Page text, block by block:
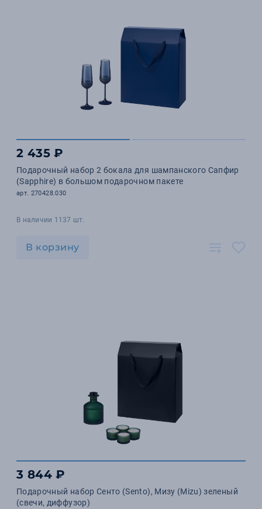
2 435 ₽
Подарочный набор 2 бокала для шампанского Сапфир
(Sapphire) в большом подарочном пакете
арт. 270428.030
В наличии 1137 шт.
В корзину
3 844 ₽
Подарочный набор Сенто (Sento), Мизу (Mizu) зеленый
(свечи, диффузор)